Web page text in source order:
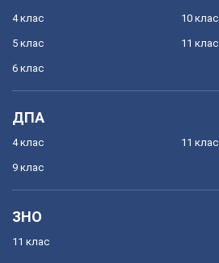
4 клас
5 клас
6 клас
10 клас
11 клас
ДПА
4 клас
9 клас
11 клас
ЗНО
11 клас